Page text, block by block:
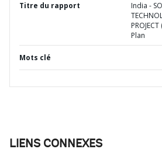
Titre du rapport
India -
Plan
Mots clé
LIENS CONNEXES